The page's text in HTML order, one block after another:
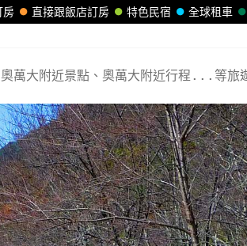
全球租車
特色民宿
直接跟飯店訂房
房
萬大附近景點、奧萬大附近行程...等旅